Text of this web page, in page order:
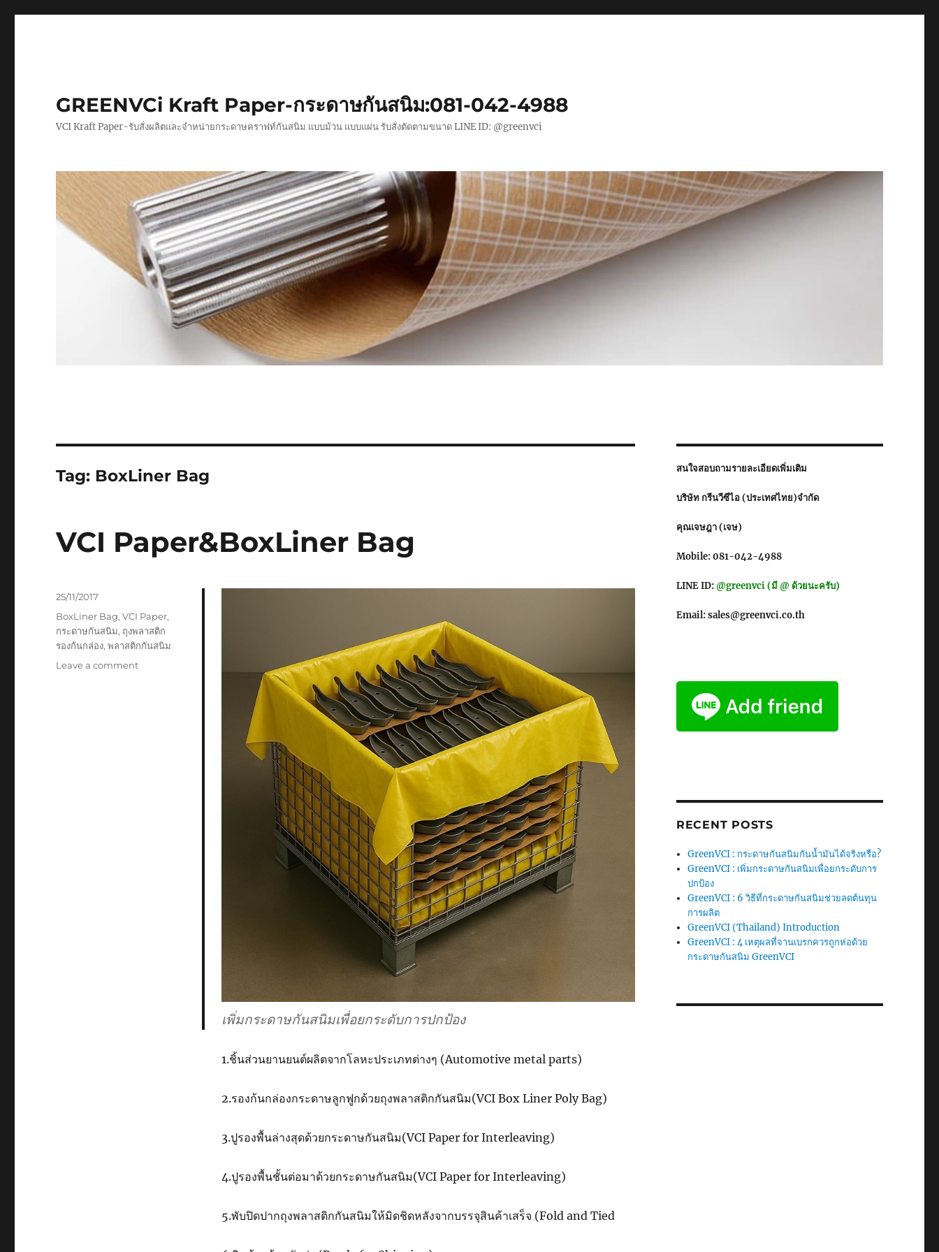
GREENVCi Kraft Paper-กระดาษกันสนิม:081-042-4988
VCI Kraft Paper-รับสั่งผลิตและจำหน่ายกระดาษคราฟท์กันสนิม แบบม้วน แบบแผ่น รับสั่งตัดตามขนาด LINE ID: @greenvci
Tag: BoxLiner Bag
VCI Paper&BoxLiner Bag
เพิ่มกระดาษกันสนิมเพื่อยกระดับการปกป้อง
1.ชิ้นส่วนยานยนต์ผลิตจากโลหะประเภทต่างๆ (Automotive metal parts)
2.รองก้นกล่องกระดาษลูกฟูกด้วยถุงพลาสติกกันสนิม(VCI Box Liner Poly Bag)
3.ปูรองพื้นล่างสุดด้วยกระดาษกันสนิม(VCI Paper for Interleaving)
4.ปูรองพื้นชั้นต่อมาด้วยกระดาษกันสนิม(VCI Paper for Interleaving)
5.พับปิดปากถุงพลาสติกกันสนิมให้มิดชิดหลังจากบรรจุสินค้าเสร็จ (Fold and Tied
Posted
25/11/2017
Tags
BoxLiner Bag,VCI Paper,
กระดาษกันสนิม, ถุงพลาสติก
รองก้นกล่อง,พลาสติกกันสนิม
Leave a commenton
สนใจสอบถามรายละเอียดเพิ่มเติม
บริษัท กรีนวีซีไอ (ประเทศไทย)จำกัด
คุณเจษฎา (เจษ)
Mobile: 081-042-4988
LINE ID: @greenvci (มี @ ด้วยนะครับ)
Email: sales@greenvci.co.th
RECENT POSTS
GreenVCI : กระดาษกันสนิมกันน้ำมันได้จริงหรือ?
GreenVCI : เพิ่มกระดาษกันสนิมเพื่อยกระดับการ
ปกป้อง
GreenVCI : 6 วิธีที่กระดาษกันสนิมช่วยลดต้นทุน
การผลิต
GreenVCI (Thailand) Introduction
GreenVCI : 4 เหตุผลที่จานเบรกควรถูกห่อด้วย
กระดาษกันสนิม GreenVCI